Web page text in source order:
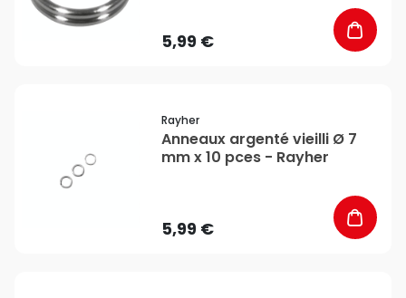
5,99 €
Rayher
Anneaux argenté vieilli Ø 7
mm x 10 pces - Rayher
5,99 €